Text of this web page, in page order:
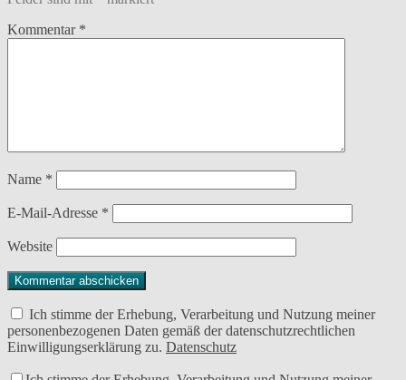
Kommentar *
Name *
E-Mail-Adresse *
Website
Ich stimme der Erhebung, Verarbeitung und Nutzung meiner
personenbezogenen Daten gemäß der datenschutzrechtlichen
Einwilligungserklärung zu. Datenschutz